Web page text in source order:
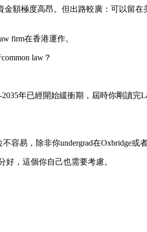
額極度高昂。但出路較廣：可以留
firm在香港運作。
law？
年已經開始緩衝期，屆時你剛讀完
容易，除非你undergrad在Oxbridge
好，這個你自己也需要考慮。